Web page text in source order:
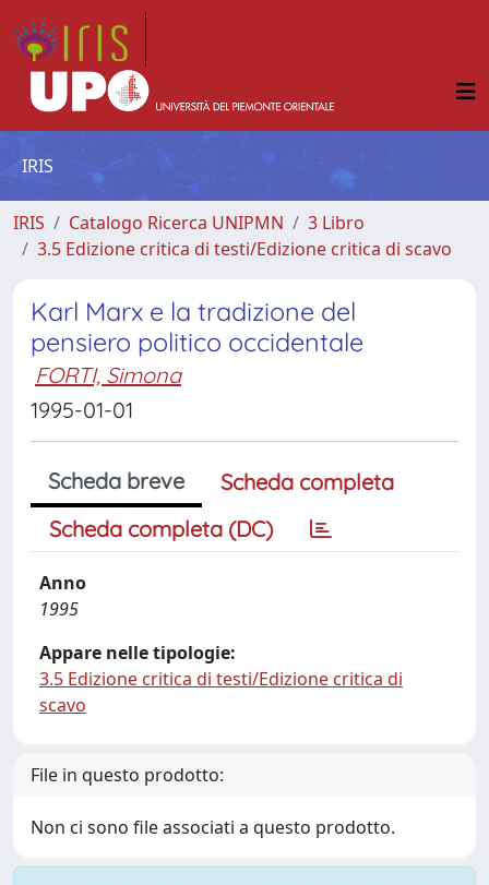
IRIS
IRIS Catalogo Ricerca UNIPMN
3 Libro
3.5 Edizione critica di testi/Edizione critica di scavo
Karl Marx e la tradizione del
pensiero politico occidentale
FORTI, Simona
1995-01-01
Scheda breve
Scheda completa
Scheda completa (DC)
Anno
1995
Appare nelle tipologie:
3.5 Edizione critica di testi/Edizione critica di
scavo
File in questo prodotto:
Non ci sono file associati a questo prodotto.